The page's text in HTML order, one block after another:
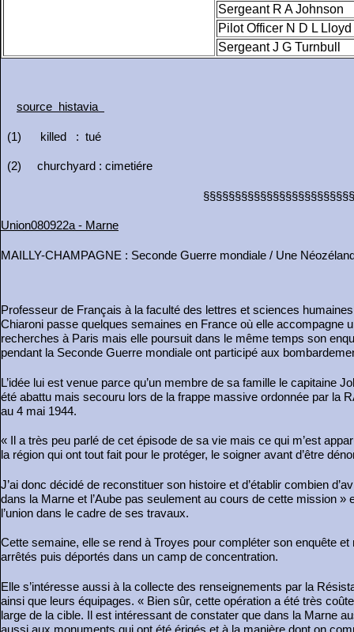
Sergeant R A
Pilot Officer N D L
Sergeant J G
source histavia
(1) killed : tué
(2) churchyard : cimetiére
Union080922a - Marne
MAILLY-CHAMPAGNE : Seconde Guerre mondiale / Une
Professeur de Français à la faculté des lettres et sciences
Chiaroni passe quelques semaines en France où elle accompagne
recherches à Paris mais elle poursuit dans le même temps son
pendant la Seconde Guerre mondiale ont participé aux
L’idée lui est venue parce qu’un membre de sa famille le capitaine
été abattu mais secouru lors de la frappe massive ordonnée par la
au 4 mai 1944.
« Il a très peu parlé de cet épisode de sa vie mais ce qui m’est
la région qui ont tout fait pour le protéger, le soigner avant d’être
J’ai donc décidé de reconstituer son histoire et d’établir combien
dans la Marne et l’Aube pas seulement au cours de cette mission »
l’union dans le cadre de ses travaux.
Cette semaine, elle se rend à Troyes pour compléter son enquête
arrêtés puis déportés dans un camp de concentration.
Elle s’intéresse aussi à la collecte des renseignements par la
ainsi que leurs équipages. « Bien sûr, cette opération a été très
large de la cible. Il est intéressant de constater que dans la Marne
aussi aux monuments qui ont été érigés et à la manière dont on